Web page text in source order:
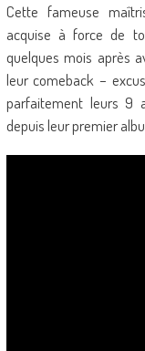
Cette fameuse
acquise à force de
quelques mois après
leur comeback –
parfaitement leurs 9
depuis leur premier